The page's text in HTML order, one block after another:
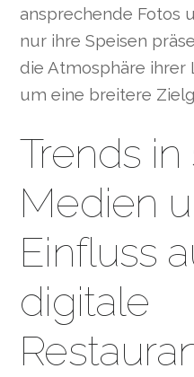
ansprechende Fotos
nur ihre Speisen
die Atmosphäre ihrer
um eine breitere
Trends
Medien
Einfluss
digitale